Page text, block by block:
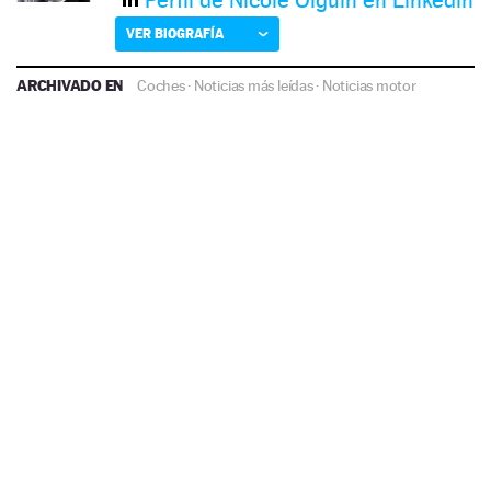
VER BIOGRAFÍA
ARCHIVADO EN Coches· Noticias más leídas· Noticias motor